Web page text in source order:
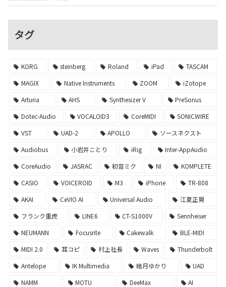
タグ
KORG steinberg Roland iPad
TASCAM
MAGIX
Native Instruments ZOOM
iZotope
Arturia
AHS Synthesizer V
PreSonus
Dotec-Audio
VOCALOID3 CoreMIDI
SONICWIRE
VST
UAD-2 APOLLO
ソースネクスト
Audiobus
小岩井ことり iRig
Inter-AppAudio
CoreAudio
JASRAC 初音ミク NI
KOMPLETE
CASIO
VOICEROID M3 iPhone
TR-808
AKAI
CeVIO AI Universal Audio
江夏正晃
フランク重虎
LINE6 CT-S1000V
Sennheiser
NEUMANN
Focusrite Cakewalk
BLE-MIDI
MIDI 2.0
耳コピ 村上社長 Waves
Thunderbolt
Antelope
IK Multimedia 結月ゆかり
UAD
NAMM
MOTU DeeMax AI